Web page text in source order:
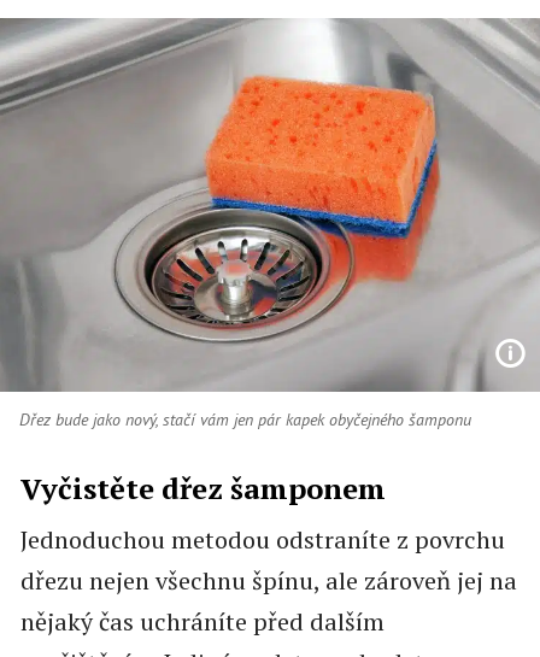
Dřez bude jako nový, stačí vám jen pár kapek obyčejného šamponu
Vyčistěte dřez šamponem
Jednoduchou metodou odstraníte z povrchu
dřezu nejen všechnu špínu, ale zároveň jej na
nějaký čas uchráníte před dalším